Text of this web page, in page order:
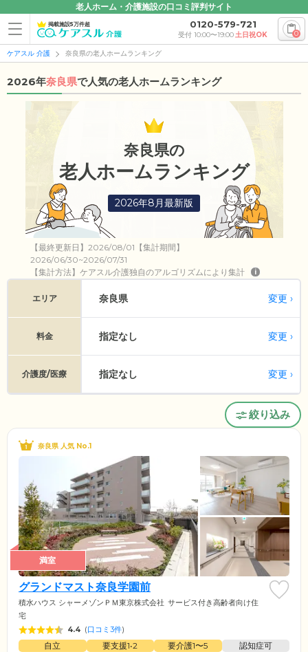
老人ホーム・介護施設の口コミ評判サイト
掲載施設5万件超 0120-579-721
受付 10:00〜19:00土日祝OK 0
ケアスル 介護 奈良県の老人ホームランキング
2026年奈良県で人気の老人ホームランキング
奈良県の
老人ホームランキング
2026年8月最新版
【最終更新日】2026/08/01【集計期間】
2026/06/30~2026/07/31
【集計方法】ケアスル介護独自のアルゴリズムにより集計
i
エリア 奈良県 変更
料金 指定なし 変更
介護度/医療 指定なし 変更
絞り込み
奈良県 人気 No.1
満室
グランドマスト奈良学園前
積水ハウス シャーメゾンＰＭ東京株式会社 サービス付き高齢者向け住
宅
4.4 (口コミ3件)
自立 要支援1•2 要介護1〜5
認知症可